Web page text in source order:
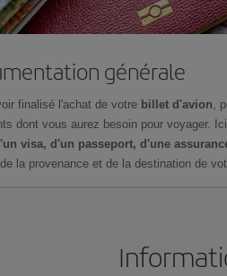
générale
finalisé l'achat de votre billet d'avion ,
dont vous aurez besoin pour voyager.
visa, d'un passeport, d'une
la provenance et de la destination de